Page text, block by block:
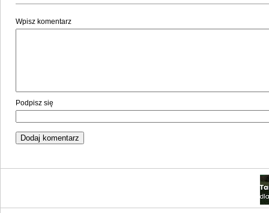
Wpisz komentarz
Podpisz się